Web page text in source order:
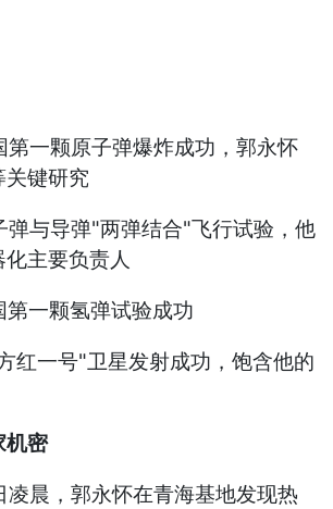
一颗原子弹爆炸成功，郭永怀
键研究
与导弹"两弹结合"飞行试验，他
主要负责人
一颗氢弹试验成功
红一号"卫星发射成功，饱含他的
机密
晨，郭永怀在青海基地发现热